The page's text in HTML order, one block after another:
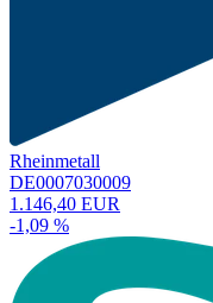
Rheinmetall
DE0007030009
1.146,40 EUR
-1,09 %